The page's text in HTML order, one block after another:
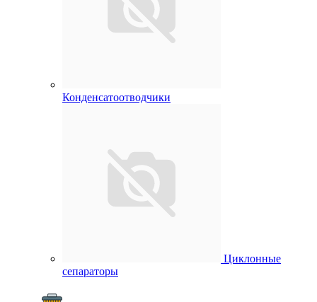
Конденсатоотводчики
Циклонные
сепараторы